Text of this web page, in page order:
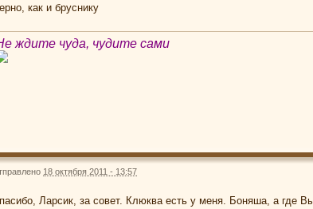
как и бруснику
ждите чуда, чудите сами
18 октября 2011 - 13:57
Ларсик, за совет. Клюква есть у меня. Боняша, а где